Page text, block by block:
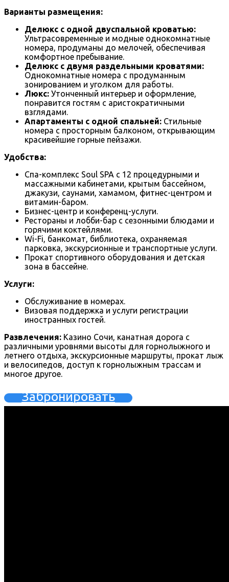
Варианты размещения:
Делюкс с одной двуспальной кроватью:
Ультрасовременные и модные однокомнатные
номера, продуманы до мелочей, обеспечивая
комфортное пребывание.
Делюкс с двумя раздельными кроватями:
Однокомнатные номера с продуманным
зонированием и уголком для работы.
Люкс: Утонченный интерьер и оформление,
понравится гостям с аристократичными
взглядами.
Апартаменты с одной спальней: Стильные
номера с просторным балконом, открывающим
красивейшие горные пейзажи.
Удобства:
Спа-комплекс Soul SPA с 12 процедурными и
массажными кабинетами, крытым бассейном,
джакузи, саунами, хамамом, фитнес-центром и
витамин-баром.
Бизнес-центр и конференц-услуги.
Рестораны и лобби-бар с сезонными блюдами и
горячими коктейлями.
Wi-Fi, банкомат, библиотека, охраняемая
парковка, экскурсионные и транспортные услуги.
Прокат спортивного оборудования и детская
зона в бассейне.
Услуги:
Обслуживание в номерах.
Визовая поддержка и услуги регистрации
иностранных гостей.
Развлечения: Казино Сочи, канатная дорога с
различными уровнями высоты для горнолыжного и
летнего отдыха, экскурсионные маршруты, прокат лыж
и велосипедов, доступ к горнолыжным трассам и
многое другое.
Забронировать